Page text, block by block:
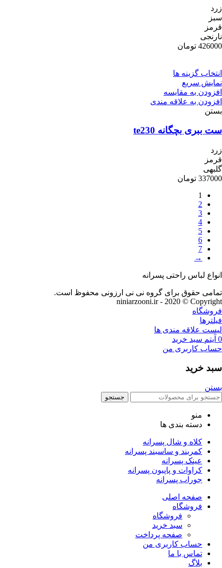
زرد
سبز
قرمز
نارنجی
426000 تومان
انتخاب گزینه ها
نمایش سریع
افزودن به مقایسه
افزودن به علاقه مندی
بستن
ست ببری بچگانه te230
زرد
قرمز
گلبهی
337000 تومان
1
2
3
4
5
6
7
→
انواع لباس راحتی پسرانه
تمامی حقوق برای گروه نی نی ارزونی محفوظ است.
niniarzooni.ir - 2020 © Copyright
فروشگاه
فیلترها
لیست علاقه مندی ها
0 آیتم سبد خرید
حساب کاربری من
سبد خرید
بستن
جستجو
منو
دسته بندی ها
کلاه و شال پسرانه
کمربند و ساسبند پسرانه
عینک پسرانه
کراوات و پاپیون پسرانه
جوراب پسرانه
صفحه اصلی
فروشگاه
فروشگاه
سبد خرید
صفحه پرداخت
حساب کاربری من
تماس با ما
بلاگ